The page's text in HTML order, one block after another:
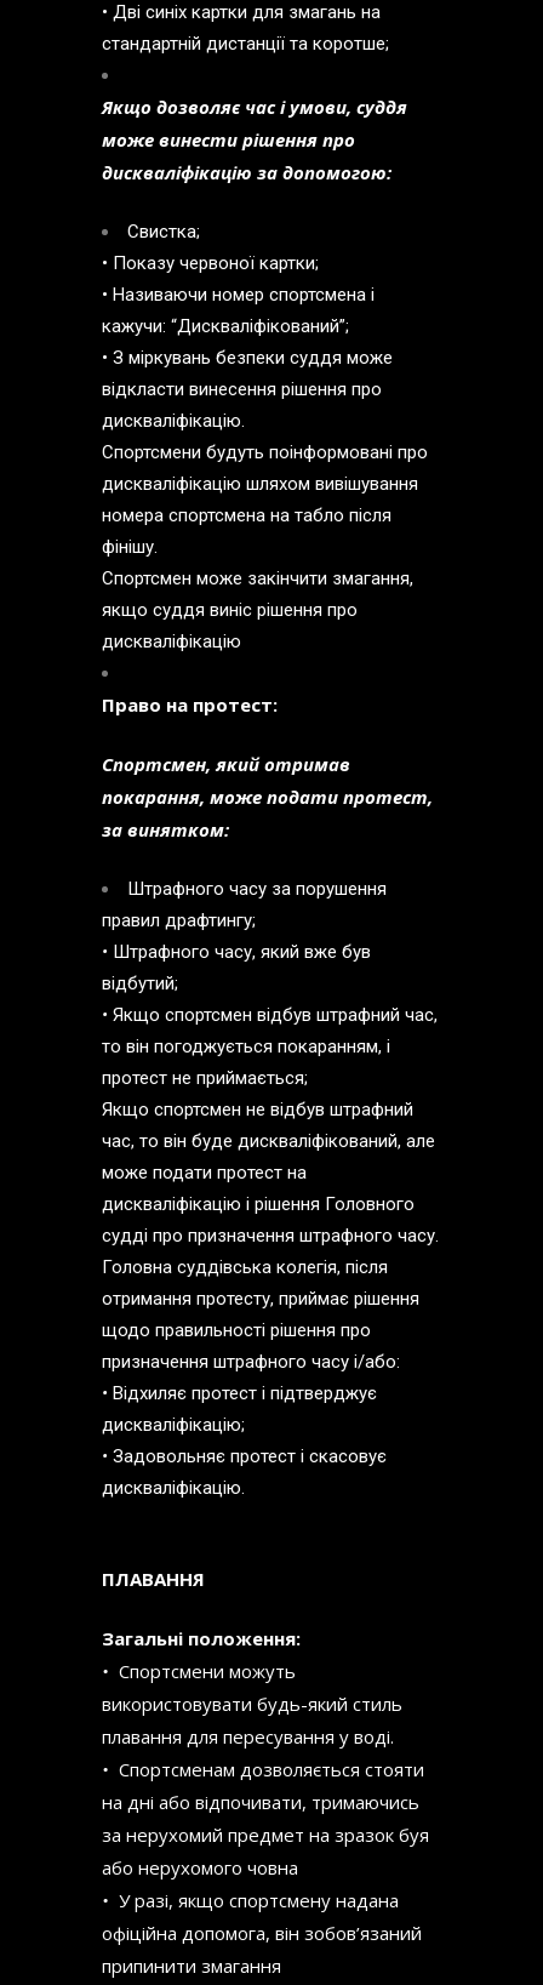
• Дві синіх картки для змагань на
стандартній дистанції та коротше;
Якщо дозволяє час і умови, суддя
може винести рішення про
дискваліфікацію за допомогою:
Свистка;
• Показу червоної картки;
• Називаючи номер спортсмена і
кажучи: “Дискваліфікований”;
• З міркувань безпеки суддя може
відкласти винесення рішення про
дискваліфікацію.
Спортсмени будуть поінформовані про
дискваліфікацію шляхом вивішування
номера спортсмена на табло після
фінішу.
Спортсмен може закінчити змагання,
якщо суддя виніс рішення про
дискваліфікацію
Право на протест:
Спортсмен, який отримав
покарання, може подати протест,
за винятком:
Штрафного часу за порушення
правил драфтингу;
• Штрафного часу, який вже був
відбутий;
• Якщо спортсмен відбув штрафний час,
то він погоджується покаранням, і
протест не приймається;
Якщо спортсмен не відбув штрафний
час, то він буде дискваліфікований, але
може подати протест на
дискваліфікацію і рішення Головного
судді про призначення штрафного часу.
Головна суддівська колегія, після
отримання протесту, приймає рішення
щодо правильності рішення про
призначення штрафного часу і/або:
• Відхиляє протест і підтверджує
дискваліфікацію;
• Задовольняє протест і скасовує
дискваліфікацію.
ПЛАВАННЯ
Загальні положення:
• Спортсмени можуть
використовувати будь-який стиль
плавання для пересування у воді.
• Спортсменам дозволяється стояти
на дні або відпочивати, тримаючись
за нерухомий предмет на зразок буя
або нерухомого човна
• У разі, якщо спортсмену надана
офіційна допомога, він зобов’язаний
припинити змагання